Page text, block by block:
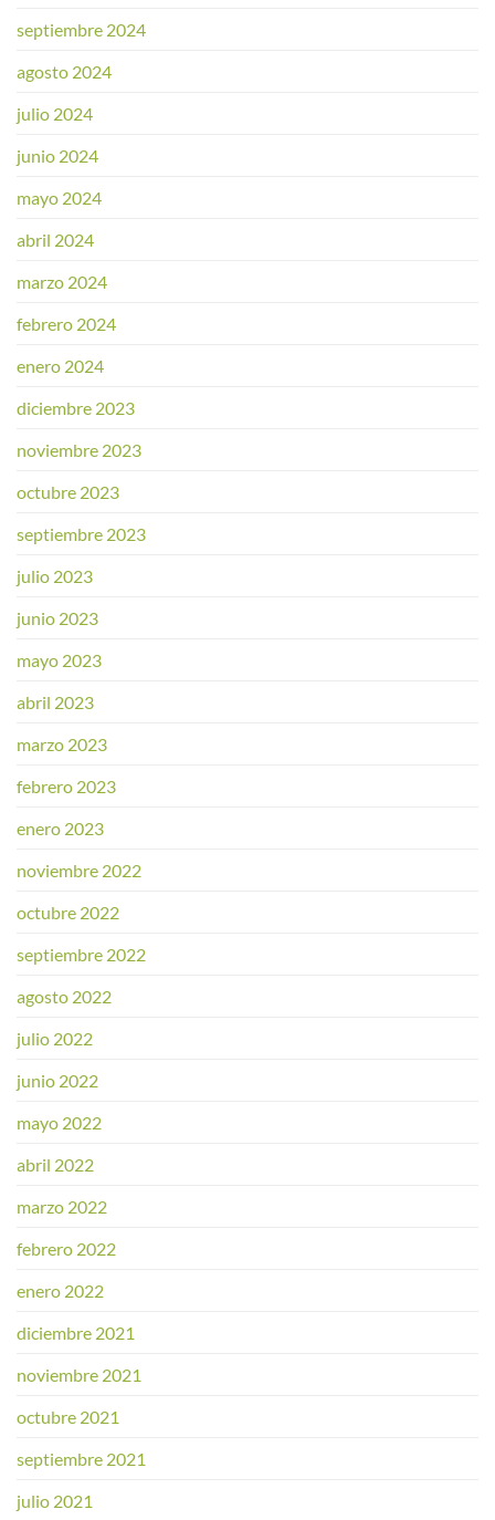
septiembre 2024
agosto 2024
julio 2024
junio 2024
mayo 2024
abril 2024
marzo 2024
febrero 2024
enero 2024
diciembre 2023
noviembre 2023
octubre 2023
septiembre 2023
julio 2023
junio 2023
mayo 2023
abril 2023
marzo 2023
febrero 2023
enero 2023
noviembre 2022
octubre 2022
septiembre 2022
agosto 2022
julio 2022
junio 2022
mayo 2022
abril 2022
marzo 2022
febrero 2022
enero 2022
diciembre 2021
noviembre 2021
octubre 2021
septiembre 2021
julio 2021